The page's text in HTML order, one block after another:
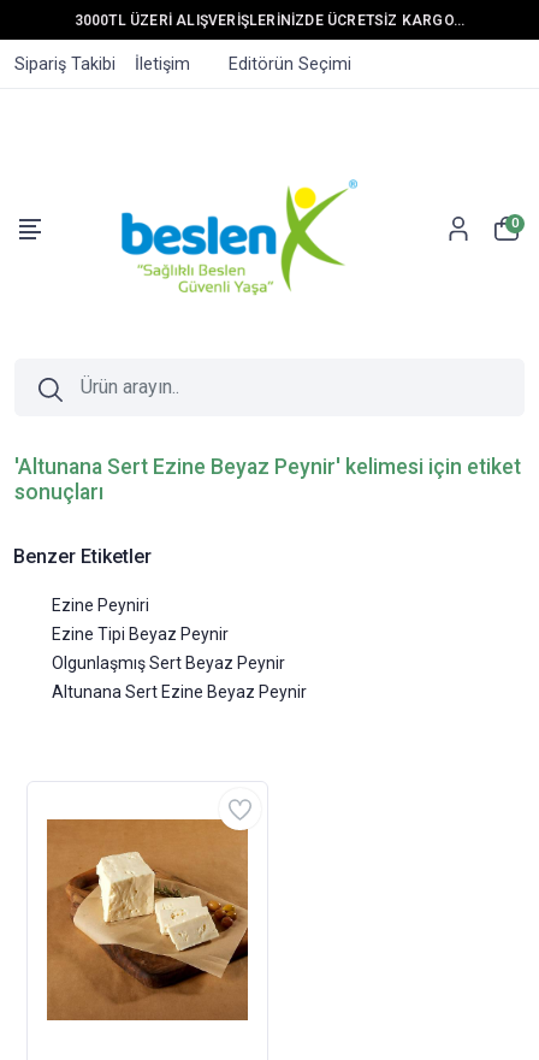
3000TL ÜZERİ ALIŞVERİŞLERİNİZDE ÜCRETSİZ KARGO...
Sipariş Takibi İletişim Editörün Seçimi
0
'Altunana Sert Ezine Beyaz Peynir' kelimesi için etiket
sonuçları
Benzer Etiketler
Ezine Peyniri
Ezine Tipi Beyaz Peynir
Olgunlaşmış Sert Beyaz Peynir
Altunana Sert Ezine Beyaz Peynir